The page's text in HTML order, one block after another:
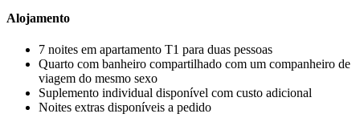
Alojamento
7 noites em apartamento T1 para duas pessoas
Quarto com banheiro compartilhado com um companheiro de
viagem do mesmo sexo
Suplemento individual disponível com custo adicional
Noites extras disponíveis a pedido